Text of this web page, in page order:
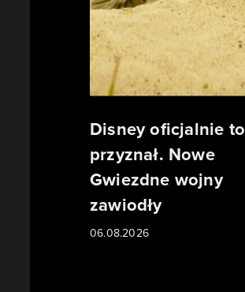
Disney oficjalnie to
przyznał. Nowe
Gwiezdne wojny
zawiodły
06.08.2026